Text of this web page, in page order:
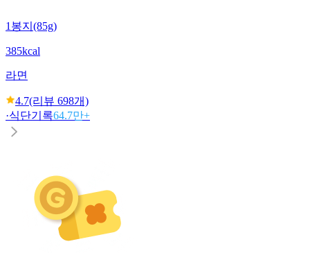
1봉지(85g)
385kcal
라면
4.7(리뷰 698개)
·식단기록64.7만+